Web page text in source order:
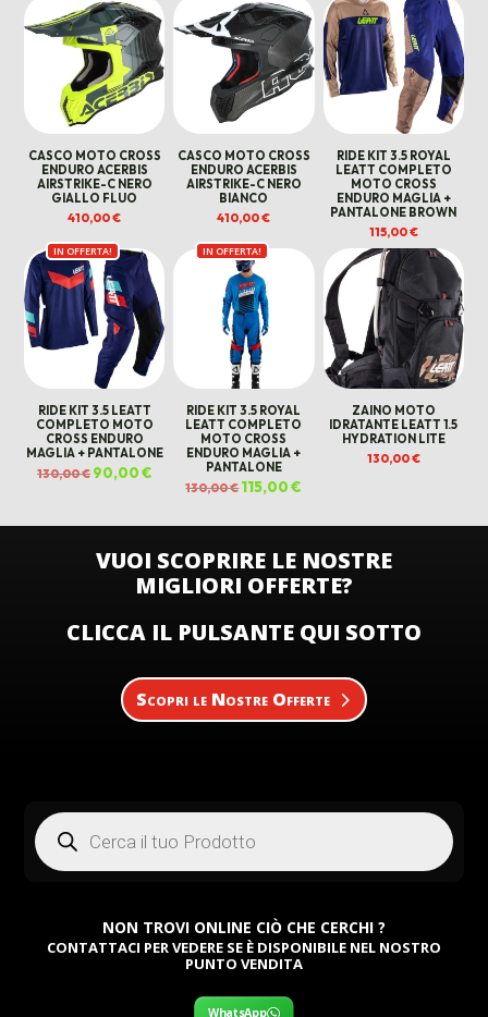
CASCO MOTO CROSS
ENDURO ACERBIS
AIRSTRIKE-C NERO
GIALLO FLUO
410,00€
CASCO MOTO CROSS
ENDURO ACERBIS
AIRSTRIKE-C NERO
BIANCO
410,00€
RIDE KIT 3.5 ROYAL
LEATT COMPLETO
MOTO CROSS
ENDURO MAGLIA +
PANTALONE BROWN
115,00€
IN OFFERTA!
RIDE KIT 3.5 LEATT
COMPLETO MOTO
CROSS ENDURO
MAGLIA + PANTALONE
130,00€ Il
prezzo
90,00€Il
prezzo
attuale
IN OFFERTA!
RIDE KIT 3.5 ROYAL
LEATT COMPLETO
MOTO CROSS
ENDURO MAGLIA +
PANTALONE
130,00€Il
prezzo
130,00 €.
115,00€
115,00 €.
ZAINO MOTO
IDRATANTE LEATT 1.5
HYDRATION LITE
130,00€
VUOI SCOPRIRE LE NOSTRE
MIGLIORI OFFERTE?
CLICCA IL PULSANTE QUI SOTTO
Scopri le Nostre Offerte
Products
search
NON TROVI ONLINE CIÒ CHE CERCHI ?
CONTATTACI PER VEDERE SE È DISPONIBILE NEL NOSTRO
PUNTO VENDITA
WhatsApp